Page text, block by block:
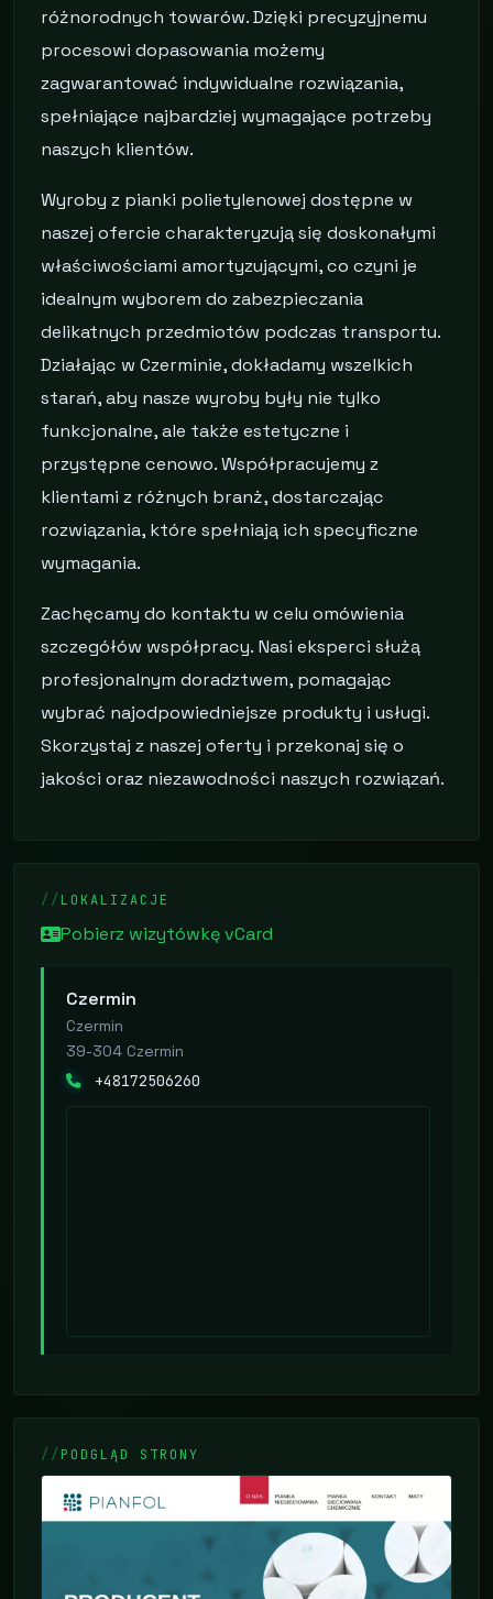
różnorodnych towarów. Dzięki precyzyjnemu
procesowi dopasowania możemy
zagwarantować indywidualne rozwiązania,
spełniające najbardziej wymagające potrzeby
naszych klientów.
Wyroby z pianki polietylenowej dostępne w
naszej ofercie charakteryzują się doskonałymi
właściwościami amortyzującymi, co czyni je
idealnym wyborem do zabezpieczania
delikatnych przedmiotów podczas transportu.
Działając w Czerminie, dokładamy wszelkich
starań, aby nasze wyroby były nie tylko
funkcjonalne, ale także estetyczne i
przystępne cenowo. Współpracujemy z
klientami z różnych branż, dostarczając
rozwiązania, które spełniają ich specyficzne
wymagania.
Zachęcamy do kontaktu w celu omówienia
szczegółów współpracy. Nasi eksperci służą
profesjonalnym doradztwem, pomagając
wybrać najodpowiedniejsze produkty i usługi.
Skorzystaj z naszej oferty i przekonaj się o
jakości oraz niezawodności naszych rozwiązań.
LOKALIZACJE
Pobierz wizytówkę vCard
Czermin
Czermin
39-304 Czermin
+48172506260
PODGLĄD STRONY